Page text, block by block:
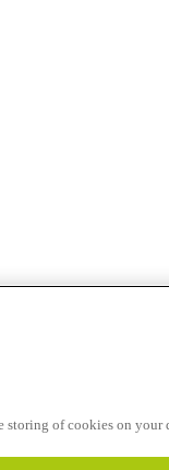
of cookies on your